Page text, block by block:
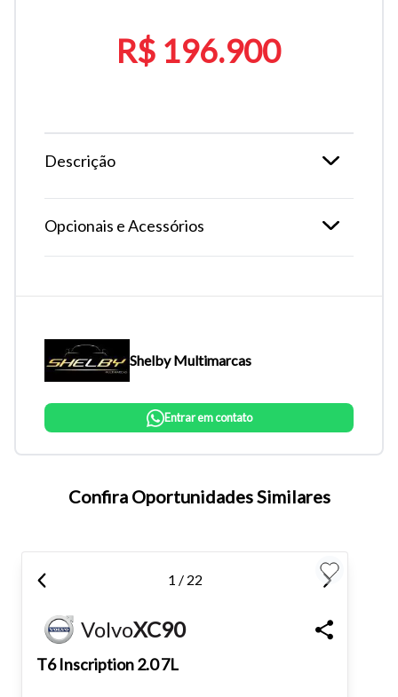
Tamanho do texto
teclado.
R$ 196.900
Descrição
Opcionais e Acessórios
Shelby Multimarcas
Entrar em contato
Confira Oportunidades Similares
1 / 22
VolvoXC90
T6 Inscription 2.0 7L